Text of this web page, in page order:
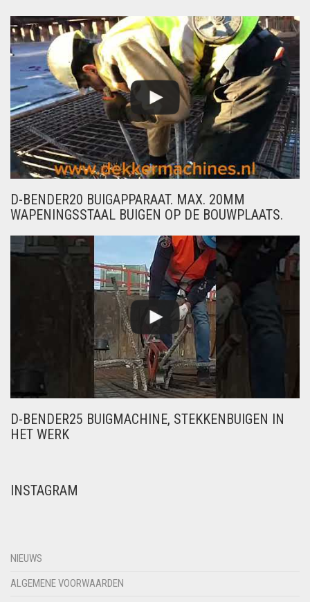
D-BENDER20 BUIGAPPARAAT. MAX. 20MM
WAPENINGSSTAAL BUIGEN OP DE BOUWPLAATS.
D-BENDER25 BUIGMACHINE, STEKKENBUIGEN IN
HET WERK
INSTAGRAM
NIEUWS
ALGEMENE VOORWAARDEN